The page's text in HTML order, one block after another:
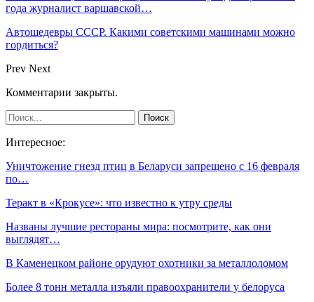
года журналист варшавской…
Автошедевры СССР. Какими советскими машинами можно
гордиться?
Prev Next
Комментарии закрыты.
Интересное:
Уничтожение гнезд птиц в Беларуси запрещено с 16 февраля
по…
Теракт в «Крокусе»: что известно к утру среды
Названы лучшие рестораны мира: посмотрите, как они
выглядят…
В Каменецком районе орудуют охотники за металлоломом
Более 8 тонн металла изъяли правоохранители у белоруса